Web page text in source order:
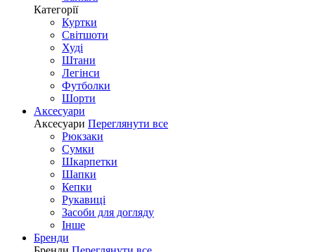
Категорії
Куртки
Світшоти
Худі
Штани
Легінси
Футболки
Шорти
Аксесуари
Аксесуари Переглянути все
Рюкзаки
Сумки
Шкарпетки
Шапки
Кепки
Рукавиці
Засоби для догляду
Інше
Бренди